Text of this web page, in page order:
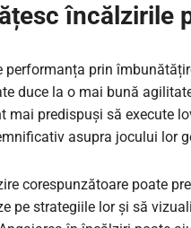
încălzirile
performanța prin
duce la o mai bună
mai predispuși să execute
asupra jocului lor
corespunzătoare poate
pe strategiile lor și să